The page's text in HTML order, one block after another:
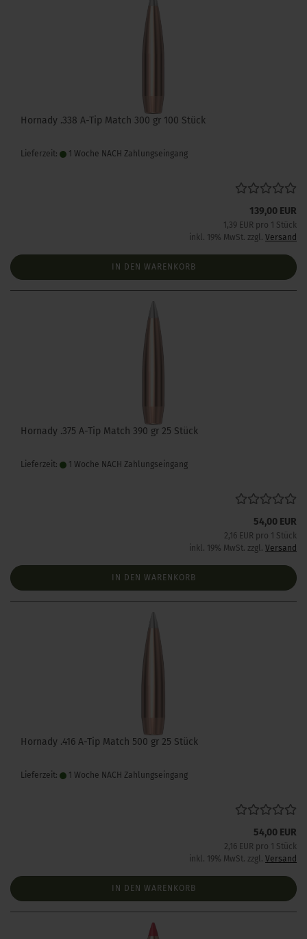
Hornady .338 A-Tip Match 300 gr 100 Stück
Lieferzeit: 1 Woche NACH Zahlungseingang
139,00 EUR
1,39 EUR pro 1 Stück
inkl. 19% MwSt. zzgl. Versand
IN DEN WARENKORB
Hornady .375 A-Tip Match 390 gr 25 Stück
Lieferzeit: 1 Woche NACH Zahlungseingang
54,00 EUR
2,16 EUR pro 1 Stück
inkl. 19% MwSt. zzgl. Versand
IN DEN WARENKORB
Hornady .416 A-Tip Match 500 gr 25 Stück
Lieferzeit: 1 Woche NACH Zahlungseingang
54,00 EUR
2,16 EUR pro 1 Stück
inkl. 19% MwSt. zzgl. Versand
IN DEN WARENKORB